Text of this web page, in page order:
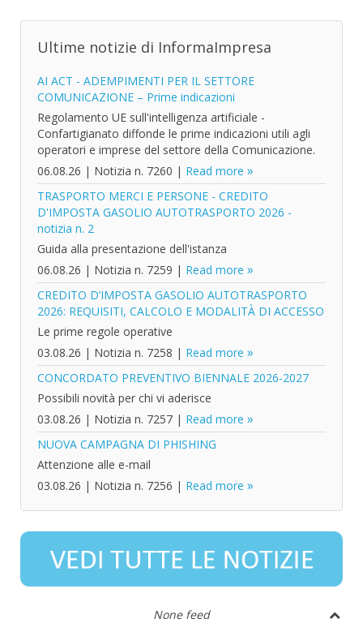
Ultime notizie di InformaImpresa
AI ACT - ADEMPIMENTI PER IL SETTORE
COMUNICAZIONE – Prime indicazioni
Regolamento UE sull'intelligenza artificiale -
Confartigianato diffonde le prime indicazioni utili agli
operatori e imprese del settore della Comunicazione.
06.08.26 | Notizia n. 7260 | Read more
TRASPORTO MERCI E PERSONE - CREDITO
D'IMPOSTA GASOLIO AUTOTRASPORTO 2026 -
notizia n. 2
Guida alla presentazione dell'istanza
06.08.26 | Notizia n. 7259 | Read more
CREDITO D’IMPOSTA GASOLIO AUTOTRASPORTO
2026: REQUISITI, CALCOLO E MODALITÀ DI ACCESSO
Le prime regole operative
03.08.26 | Notizia n. 7258 | Read more
CONCORDATO PREVENTIVO BIENNALE 2026-2027
Possibili novità per chi vi aderisce
03.08.26 | Notizia n. 7257 | Read more
NUOVA CAMPAGNA DI PHISHING
Attenzione alle e-mail
03.08.26 | Notizia n. 7256 | Read more
None feed